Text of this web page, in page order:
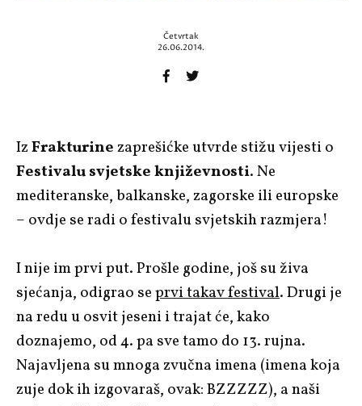
Četvrtak
26.06.2014.
IzFrakturinezaprešićke utvrde stižu vijesti o
Festivalu svjetske književnosti. Ne
mediteranske, balkanske, zagorske ili europske
– ovdje se radi o festivalu svjetskih razmjera!
I nije im prvi put. Prošle godine, još su živa
sjećanja, odigrao seprvi takav festival. Drugi je
na redu u osvit jeseni i trajat će, kako
doznajemo, od 4. pa sve tamo do 13. rujna.
Najavljena su mnoga zvučna imena (imena koja
zuje dok ih izgovaraš, ovak: BZZZZZ), a naši